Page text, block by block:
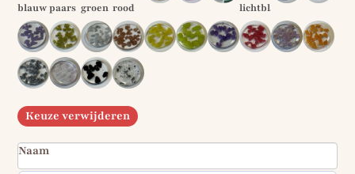
Keuze verwijderen
Naam